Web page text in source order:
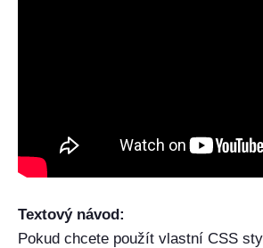
Textový návod:
Pokud chcete použít vlastní CSS